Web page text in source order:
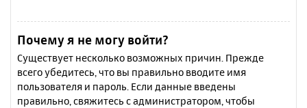
Почему я не могу войти?
Существует несколько возможных причин. Прежде
всего убедитесь, что вы правильно вводите имя
пользователя и пароль. Если данные введены
правильно, свяжитесь с администратором, чтобы